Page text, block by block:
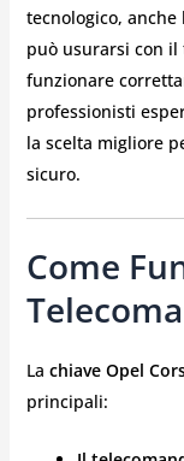
tecnologico, anche
può usurarsi con
funzionare
professionisti
la scelta migliore
sicuro.
Come
La chiave Opel
principali: